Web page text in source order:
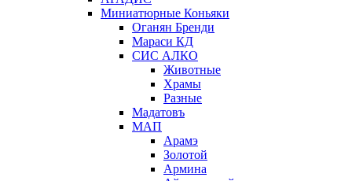
Миниатюрные Коньяки
Оганян Бренди
Мараси КД
СИС АЛКО
Животные
Храмы
Разные
Мадатовъ
МАП
Арамэ
Золотой
Армина